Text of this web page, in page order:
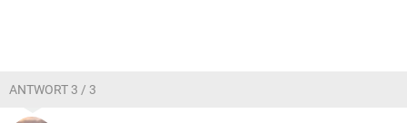
ANTWORT 3 / 3